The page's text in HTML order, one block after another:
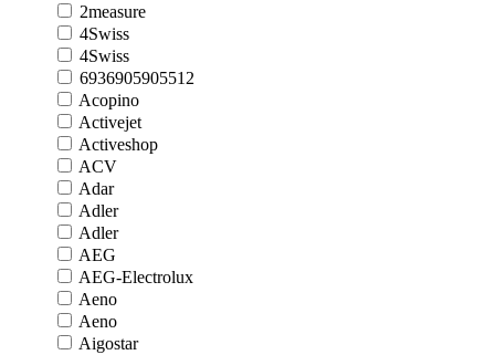
2measure
4Swiss
4Swiss
6936905905512
Acopino
Activejet
Activeshop
ACV
Adar
Adler
Adler
AEG
AEG-Electrolux
Aeno
Aeno
Aigostar